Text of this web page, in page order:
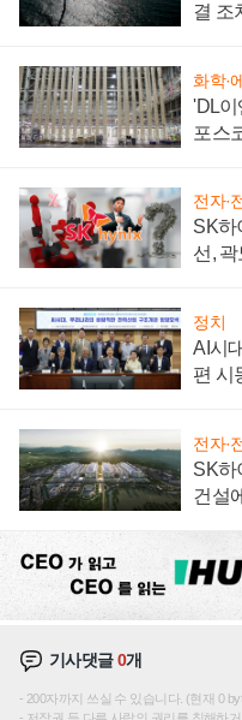
결 조
화학·
'DL이
포스
전자·
SK하
선,
정치
AI시
편 시
전자·
SK하
건설
기사댓글0개
200자까지 쓰실 수 있습니다. (현재 0